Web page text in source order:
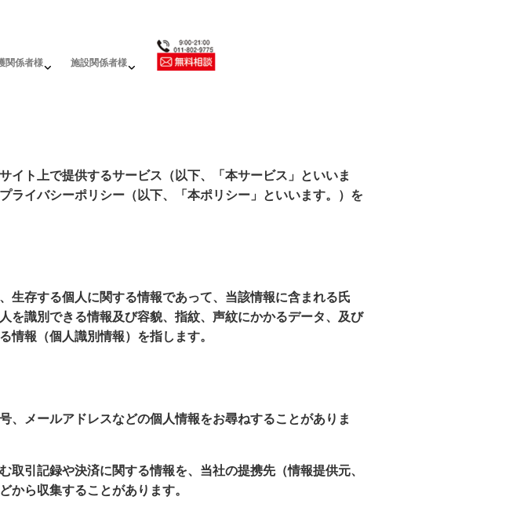
関係者様 施設関係者様
イト上で提供するサービス（以下、「本サービス」といいま
ライバシーポリシー（以下、「本ポリシー」といいます。）を
生存する個人に関する情報であって、当該情報に含まれる氏
を識別できる情報及び容貌、指紋、声紋にかかるデータ、及び
情報（個人識別情報）を指します。
、メールアドレスなどの個人情報をお尋ねすることがありま
引記録や決済に関する情報を、当社の提携先（情報提供元、
から収集することがあります。